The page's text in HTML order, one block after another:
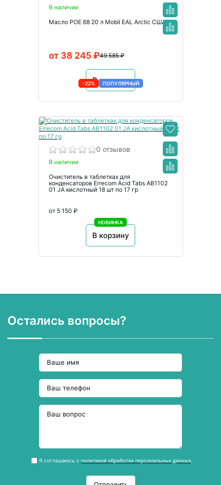
В наличии
Масло POE 68 20 л Mobil EAL Arctic США
49 585 ₽
от 38 245 ₽
В корзину
-22% ПОПУЛЯРНЫЙ
0 отзывов
В наличии
Очиститель в таблетках для
конденсаторов Errecom Acid Tabs AB1102
01 JA кислотный 18 шт по 17 гр
от 5 150 ₽
В корзину
НОВИНКА
Остались вопросы?
Я соглашаюсь с политикой обработки персональных данных.